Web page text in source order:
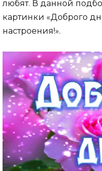
любят. В данной
картинки «Доброго
настроения!».